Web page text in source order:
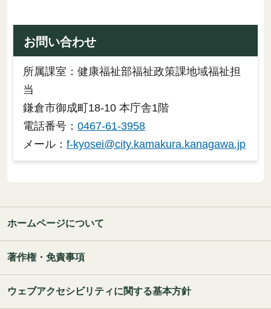
お問い合わせ
所属課室：健康福祉部福祉政策課地域福祉担
当
鎌倉市御成町18-10 本庁舎1階
電話番号： 0467-61-3958
メール： f-kyosei@city.kamakura.kanagawa.jp
ホームページについて
著作権・免責事項
ウェブアクセシビリティに関する基本方針